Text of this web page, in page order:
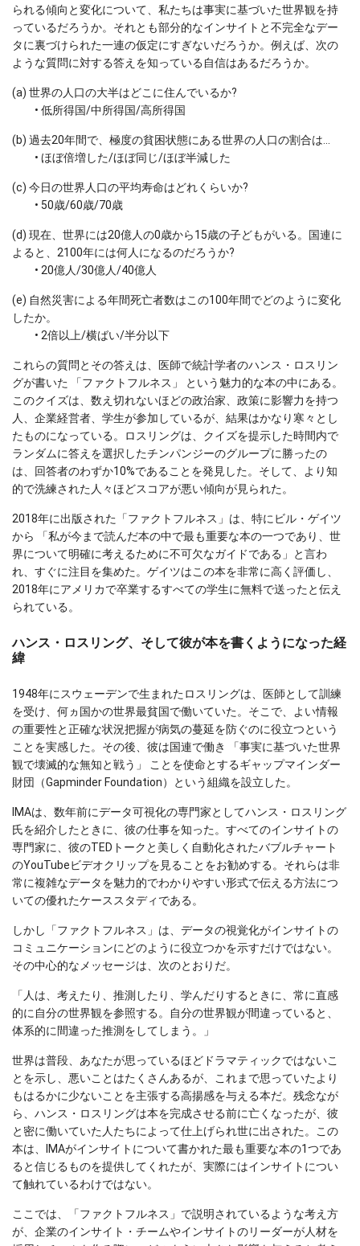
られる傾向と変化について、私たちは事実に基づいた世界観を持
っているだろうか。それとも部分的なインサイトと不完全なデー
タに裏づけられた一連の仮定にすぎないだろうか。例えば、次の
ような質問に対する答えを知っている自信はあるだろうか。
(a) 世界の人口の大半はどこに住んでいるか?
• 低所得国/中所得国/高所得国
(b) 過去20年間で、極度の貧困状態にある世界の人口の割合は...
• ほぼ倍増した/ほぼ同じ/ほぼ半減した
(c) 今日の世界人口の平均寿命はどれくらいか?
• 50歳/60歳/70歳
(d) 現在、世界には20億人の0歳から15歳の子どもがいる。国連に
よると、2100年には何人になるのだろうか?
• 20億人/30億人/40億人
(e) 自然災害による年間死亡者数はこの100年間でどのように変化
したか。
• 2倍以上/横ばい/半分以下
これらの質問とその答えは、医師で統計学者のハンス・ロスリン
グが書いた 「ファクトフルネス」 という魅力的な本の中にある。
このクイズは、数え切れないほどの政治家、政策に影響力を持つ
人、企業経営者、学生が参加しているが、結果はかなり寒々とし
たものになっている。ロスリングは、クイズを提示した時間内で
ランダムに答えを選択したチンパンジーのグループに勝ったの
は、回答者のわずか10%であることを発見した。そして、より知
的で洗練された人々ほどスコアが悪い傾向が見られた。
2018年に出版された「ファクトフルネス」は、特にビル・ゲイツ
から 「私が今まで読んだ本の中で最も重要な本の一つであり、世
界について明確に考えるために不可欠なガイドである」と言わ
れ、すぐに注目を集めた。ゲイツはこの本を非常に高く評価し、
2018年にアメリカで卒業するすべての学生に無料で送ったと伝え
られている。
ハンス・ロスリング、そして彼が本を書くようになった経
緯
1948年にスウェーデンで生まれたロスリングは、医師として訓練
を受け、何ヵ国かの世界最貧国で働いていた。そこで、よい情報
の重要性と正確な状況把握が病気の蔓延を防ぐのに役立つという
ことを実感した。その後、彼は国連で働き 「事実に基づいた世界
観で壊滅的な無知と戦う」 ことを使命とするギャップマインダー
財団（Gapminder Foundation）という組織を設立した。
IMAは、数年前にデータ可視化の専門家としてハンス・ロスリング
氏を紹介したときに、彼の仕事を知った。すべてのインサイトの
専門家に、彼のTEDトークと美しく自動化されたバブルチャート
のYouTubeビデオクリップを見ることをお勧めする。それらは非
常に複雑なデータを魅力的でわかりやすい形式で伝える方法につ
いての優れたケーススタディである。
しかし「ファクトフルネス」は、データの視覚化がインサイトの
コミュニケーションにどのように役立つかを示すだけではない。
その中心的なメッセージは、次のとおりだ。
「人は、考えたり、推測したり、学んだりするときに、常に直感
的に自分の世界観を参照する。自分の世界観が間違っていると、
体系的に間違った推測をしてしまう。」
世界は普段、あなたが思っているほどドラマティックではないこ
とを示し、悪いことはたくさんあるが、これまで思っていたより
もはるかに少ないことを主張する高揚感を与える本だ。残念なが
ら、ハンス・ロスリングは本を完成させる前に亡くなったが、彼
と密に働いていた人たちによって仕上げられ世に出された。この
本は、IMAがインサイトについて書かれた最も重要な本の1つであ
ると信じるものを提供してくれたが、実際にはインサイトについ
て触れているわけではない。
ここでは、「ファクトフルネス」で説明されているような考え方
が、企業のインサイト・チームやインサイトのリーダーが人材を